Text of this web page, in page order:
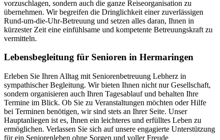
vorzuschlagen, sondern auch die ganze Reiseorganisation zu
übernehmen. Wir begreifen die Dringlichkeit einer zuverlässigen
Rund-um-die-Uhr-Betreuung und setzen alles daran, Ihnen in
kürzester Zeit eine einfühlsame und kompetente Betreuungskraft zu
vermitteln.
Lebensbegleitung für Senioren in Hermaringen
Erleben Sie Ihren Alltag mit Seniorenbetreuung Lebherz in
sympathischer Begleitung. Wir bieten Ihnen nicht nur Gesellschaft,
sondern organisieren auch Ihren Tagesablauf und behalten Ihre
Termine im Blick. Ob Sie zu Veranstaltungen möchten oder Hilfe
bei Terminen benötigen, wir sind stets an Ihrer Seite. Unser
Hauptanliegen ist es, Ihnen ein leichteres und erfülltes Leben zu
ermöglichen. Verlassen Sie sich auf unsere engagierte Unterstützung
für ein Seniorenleben ohne Sorgen und voller Freude